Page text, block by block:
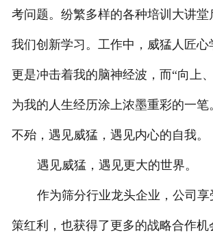
考问题。纷繁多样的各种培训大讲堂
我们创新学习。工作中，威猛人匠心
更是冲击着我的脑神经波，而“向上
为我的人生经历涂上浓墨重彩的一
不殆，遇见威猛，遇见内心的自我。
遇见威猛，遇见更大的世界。
作为筛分行业龙头企业，公司享
策红利，也获得了更多的战略合作机